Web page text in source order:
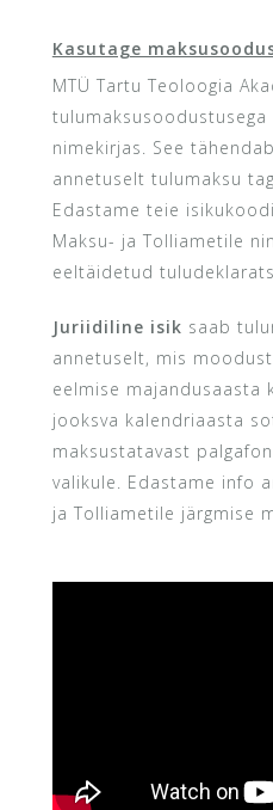
Kasutage
MTÜ Tartu Teoloogia
nimekirjas. See
annetuselt tulumaksu
Edastame teie
Maksu- ja Tolliametile
eeltäidetud
Juriidiline isik saab
annetuselt, mis
eelmise majandusaasta
jooksva kalendriaasta
maksustatavast
valikule. Edastame info
ja Tolliametile järgmise